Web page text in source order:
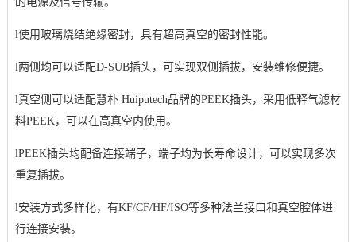
l使用玻璃烧结绝缘密封，具有超高真空的密封性能。
l两侧均可以适配D-SUB插头，可实现双侧插拔，安装维修便捷。
l真空侧可以适配慧朴 Huiputech品牌的PEEK插头，采用低释气滤材
料PEEK，可以在高真空内使用。
lPEEK插头均配备连接端子，端子均为长寿命设计，可以实现多次
重复插拔。
l安装方式多样化，有KF/CF/HF/ISO等多种法兰接口和真空腔体进
行连接安装。